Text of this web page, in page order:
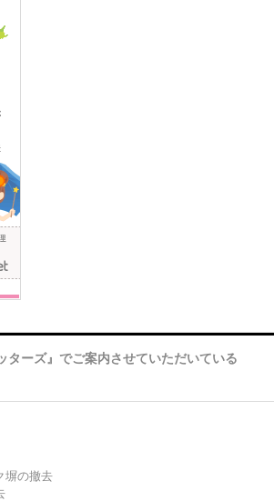
ターズ』でご案内させていただいている
塀の撤去